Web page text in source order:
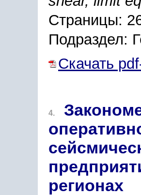
Страницы:
Подраздел:
Скачать
4.
регионах